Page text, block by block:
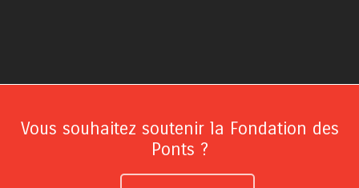
Vous souhaitez soutenir la Fondation des
Ponts ?